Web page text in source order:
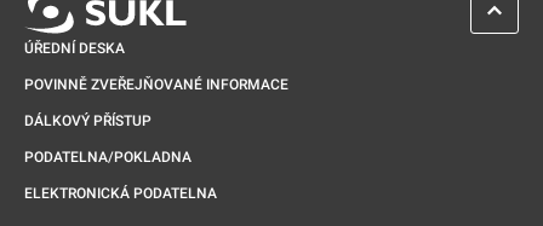
ÚŘEDNÍ DESKA
POVINNĚ ZVEŘEJŇOVANÉ INFORMACE
DÁLKOVÝ PŘÍSTUP
PODATELNA/POKLADNA
ELEKTRONICKÁ PODATELNA
ZPĚT